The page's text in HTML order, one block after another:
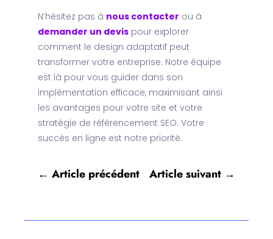
N’hésitez pas à nous contacter ou à
demander un devis pour explorer
comment le design adaptatif peut
transformer votre entreprise. Notre équipe
est là pour vous guider dans son
implémentation efficace, maximisant ainsi
les avantages pour votre site et votre
stratégie de référencement SEO. Votre
succès en ligne est notre priorité.
←Article précédent Article suivant→